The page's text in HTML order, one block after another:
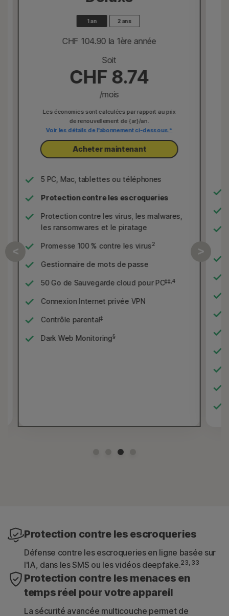
1 an 2 ans
CHF 104.90 la 1ère année
Soit
CHF 8.74
/mois
Les économies sont calculées par rapport au prix
de renouvellement de {ar}/an.
Voir les détails de l'abonnement ci-dessous.*
Acheter maintenant
5 PC, Mac, tablettes ou téléphones
Protection contre les escroqueries
Protection contre les virus, les malwares,
les ransomwares et le piratage
Promesse 100 % contre les virus2
Gestionnaire de mots de passe
50 Go de Sauvegarde cloud pour PC‡‡,4
Connexion Internet privée VPN
Contrôle parental‡
Dark Web Monitoring§
Protection contre les escroqueries
Défense contre les escroqueries en ligne basée sur
l'IA, dans les SMS ou les vidéos deepfake.23, 33
Protection contre les menaces en
temps réel pour votre appareil
La sécurité avancée multicouche permet de